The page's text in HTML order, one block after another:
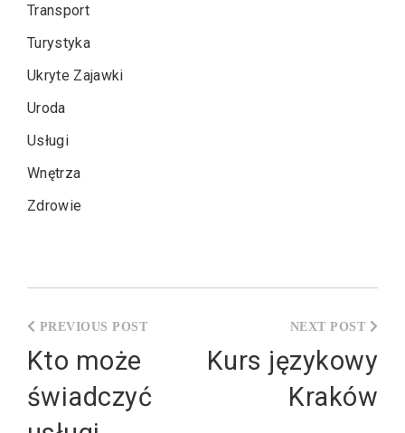
Transport
Turystyka
Ukryte Zajawki
Uroda
Usługi
Wnętrza
Zdrowie
wpisu
Kto może
świadczyć
Kurs językowy
Kraków